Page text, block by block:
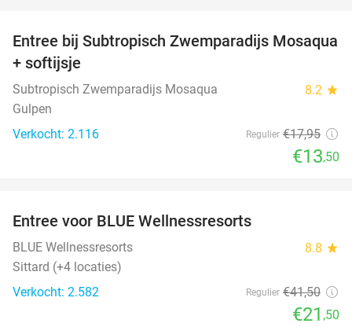
25%
Entree bij Subtropisch Zwemparadijs Mosaqua
+ softijsje
Subtropisch Zwemparadijs Mosaqua 8.2 star
Gulpen
Verkocht: 2.116
Regulier €17,95
€13,50
Entree voor BLUE Wellnessresorts
BLUE Wellnessresorts 8.8 star
Sittard (+4 locaties)
Verkocht: 2.582
Regulier €41,50
€21 ,50